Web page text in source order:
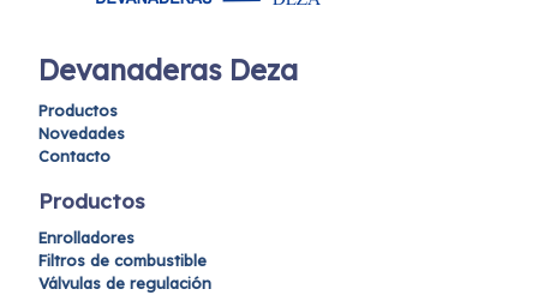
Devanaderas Deza
Productos
Novedades
Contacto
Productos
Enrolladores
Filtros de combustible
Válvulas de regulación